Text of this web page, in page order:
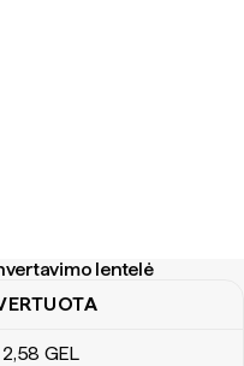
lentelė
lentelė
2,58 GEL